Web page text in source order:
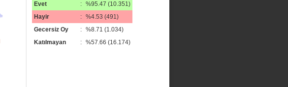
Evet
: %95.47 (10.351)
Hayir
: %4.53 (491)
Gecersiz Oy
: %8.71 (1.034)
Katılmayan
: %57.66 (16.174)